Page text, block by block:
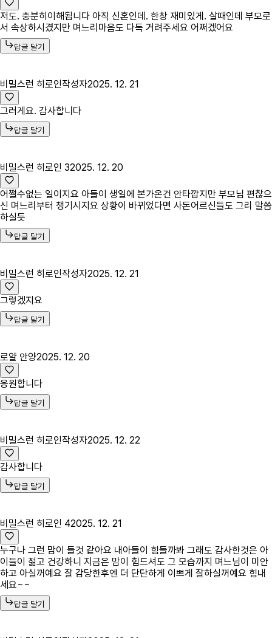
저도. 충분히이해됩니다 아직 신혼인데. 한창 재미있게. 살때인데 부모로
서 속상하시겼지만 며느리마음도 다독 거려주세요 어쩌겠어요
답글 달기
비밀스런 히로인작성자2025. 12. 21
그러게요. 감사합니다
답글 달기
비밀스런 히로인 32025. 12. 20
어쩔수없는 일이지요 아들이 생일에 본가온건 안타깝지만 부모님 편찮으
신 며느리부터 챙기시지요 상황이 바뀌었다면 사돈어르신들도 그리 말씀
하실듯
답글 달기
비밀스런 히로인작성자2025. 12. 21
그렇겠지요
답글 달기
로얄 안양2025. 12. 20
응원합니다
답글 달기
비밀스런 히로인작성자2025. 12. 22
감사합니다
답글 달기
비밀스런 히로인 42025. 12. 21
누구나 그런 맘이 들것 같아요 내아들이 힘들까봐 그래도 감사한것은 아
이들이 젊고 건강하니 지금은 맘이 힘드셔도 그 모습까지 며느님이 미안
하고 아실꺼예요 잘 감당한후엔 더 단단하게 이쁘게 잘하실꺼예요 힘내
세요~~
답글 달기